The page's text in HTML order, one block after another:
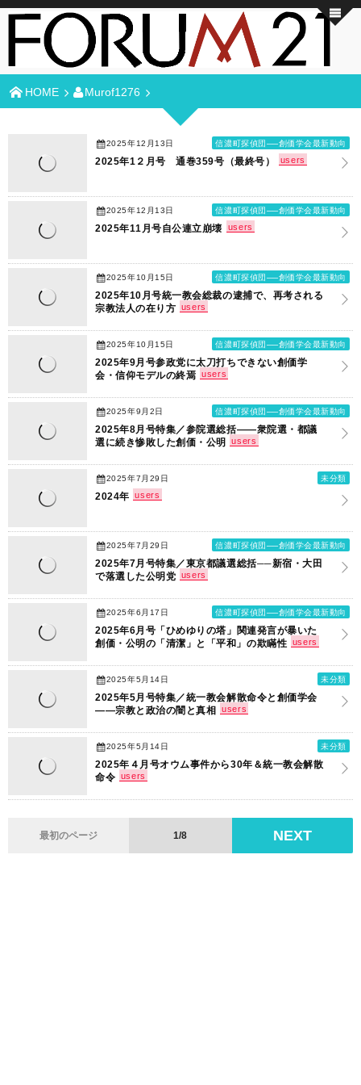
HOME Murof1276
2025年12月13日 信濃町探偵団──創価学会最新動向
2025年1２月号 通巻359号（最終号） users
2025年12月13日 信濃町探偵団──創価学会最新動向
2025年11月号自公連立崩壊 users
2025年10月15日 信濃町探偵団──創価学会最新動向
2025年10月号統一教会総裁の逮捕で、再考される
宗教法人の在り方 users
2025年10月15日 信濃町探偵団──創価学会最新動向
2025年9月号参政党に太刀打ちできない創価学
会・信仰モデルの終焉 users
2025年9月2日 信濃町探偵団──創価学会最新動向
2025年8月号特集／参院選総括――衆院選・都議
選に続き惨敗した創価・公明
users
2025年7月29日 未分類
2024年 users
2025年7月29日 信濃町探偵団──創価学会最新動向
2025年7月号特集／東京都議選総括──新宿・大田
で落選した公明党 users
2025年6月17日 信濃町探偵団──創価学会最新動向
2025年6月号「ひめゆりの塔」関連発言が暴いた
創価・公明の「清潔」と「平和」の欺瞞性 users
2025年5月14日 未分類
2025年5月号特集／統一教会解散命令と創価学会
――宗教と政治の闇と真相
users
2025年5月14日 未分類
2025年４月号オウム事件から30年＆統一教会解散
命令 users
最初のページ 1/8 NEXT